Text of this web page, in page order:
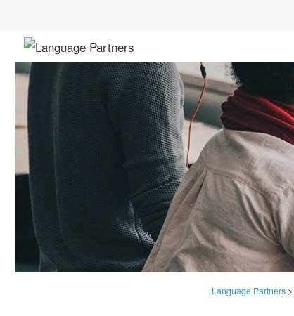
Language Partners